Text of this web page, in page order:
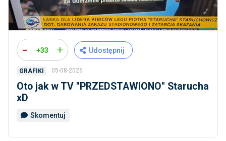
- +33 + Udostępnij
GRAFIKI 05-08-2026
Oto jak w TV ''PRZEDSTAWIONO'' Starucha
xD
Skomentuj